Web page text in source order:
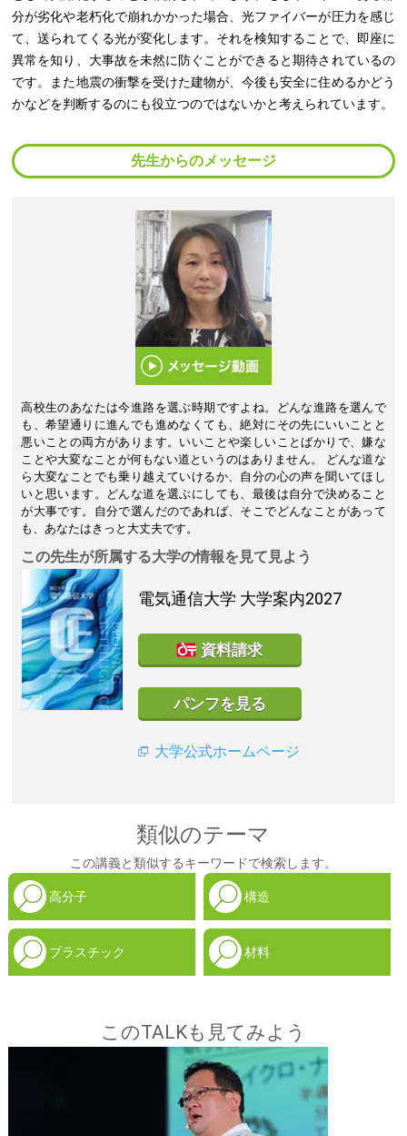
分が劣化や老朽化で崩れかかった場合、光ファイバーが圧力を感じ
て、送られてくる光が変化します。それを検知することで、即座に
異常を知り、大事故を未然に防ぐことができると期待されているの
です。また地震の衝撃を受けた建物が、今後も安全に住めるかどう
かなどを判断するのにも役立つのではないかと考えられています。
先生からのメッセージ
高校生のあなたは今進路を選ぶ時期ですよね。どんな進路を選んで
も、希望通りに進んでも進めなくても、絶対にその先にいいことと
悪いことの両方があります。いいことや楽しいことばかりで、嫌な
ことや大変なことが何もない道というのはありません。 どんな道な
ら大変なことでも乗り越えていけるか、自分の心の声を聞いてほし
いと思います。どんな道を選ぶにしても、最後は自分で決めること
が大事です。自分で選んだのであれば、そこでどんなことがあって
も、あなたはきっと大丈夫です。
この先生が所属する大学の情報を見て見よう
電気通信大学 大学案内2027
資料請求
パンフを見る
大学公式ホームページ
類似のテーマ
この講義と類似するキーワードで検索します。
高分子 構造
プラスチック 材料
このTALKも見てみよう